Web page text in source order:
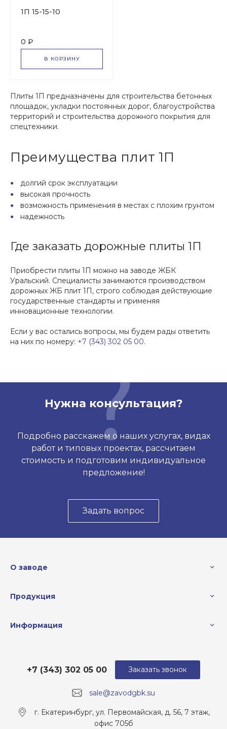
1П 15-15-10
0 ₽
В КОРЗИНУ
Плиты 1П предназначены для строительства бетонных
площадок, укладки постоянных дорог, благоустройства
территорий и строительства дорожного покрытия для
спецтехники.
Преимущества плит 1П
долгий срок эксплуатации
высокая прочность
возможность применения в местах с плохим грунтом
надежность
Где заказать дорожные плиты 1П
Приобрести плиты 1П можно на заводе ЖБК
Уральский. Специалисты занимаются производством
дорожных ЖБ плит 1П, строго соблюдая действующие
государственные стандарты и применяя
инновационные технологии.
Если у вас остались вопросы, мы будем рады ответить
на них по номеру: +7 (343) 302 05 00.
Нужна консультация?
Подробно расскажем о наших услугах, видах
работ и типовых проектах, рассчитаем
стоимость и подготовим индивидуальное
предложение!
Задать вопрос
О заводе
Продукция
Информация
sale@zavodgbk.su
+7 (343) 302 05 00
г. Екатеринбург, ул. Первомайская, д. 56, 7 этаж,
офис 705б
Заказать звонок